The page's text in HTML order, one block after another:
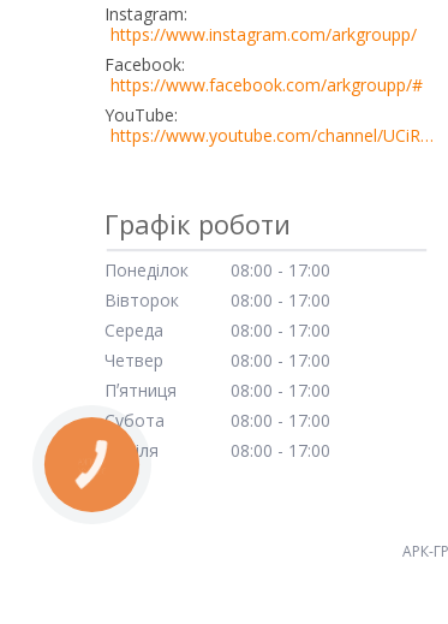
Instagram
https://www.instagram.com/arkgroupp/
Facebook
https://www.facebook.com/arkgroupp/#
YouTube
https://www.youtube.com/channel/UCiRn0bimE2wN5YDm06TPoZQ
Графік роботи
Понеділок 08:00
17:00
Вівторок
08:00
17:00
Середа
08:00
17:00
Четвер
08:00
17:00
Пʼятниця
08:00
17:00
Субота
08:00
17:00
Неділя
08:00 17:00
КНОПКА
ЗВ'ЯЗКУ